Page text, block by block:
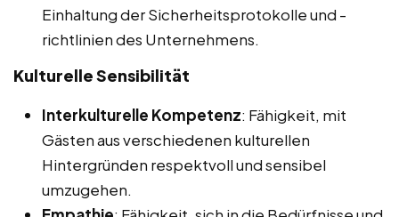
Einhaltung der Sicherheitsprotokolle und -
richtlinien des Unternehmens.
Kulturelle Sensibilität
Interkulturelle Kompetenz: Fähigkeit, mit
Gästen aus verschiedenen kulturellen
Hintergründen respektvoll und sensibel
umzugehen.